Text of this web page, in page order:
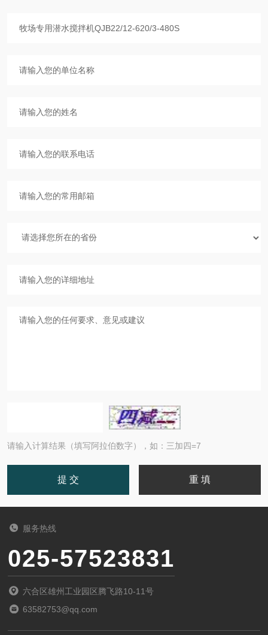
请输入计算结果（填写阿拉伯数字），如：三加四=7
服务热线
025-57523831
六合区雄州工业园区腾飞路10-11号
63582753@qq.com